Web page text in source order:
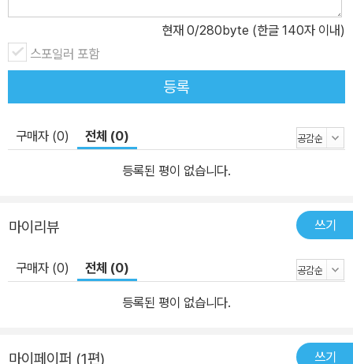
현재 0/280byte (한글 140자 이내)
스포일러 포함
등록
구매자 (0) 전체 (0)
등록된 평이 없습니다.
마이리뷰 쓰기
구매자 (0) 전체 (0)
등록된 평이 없습니다.
마이페이퍼 (1편) 쓰기